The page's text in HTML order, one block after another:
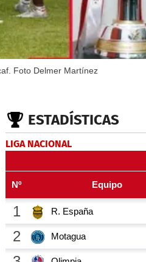
Foto Delmer Martínez
ESTADÍSTICAS
LIGA NACIONAL